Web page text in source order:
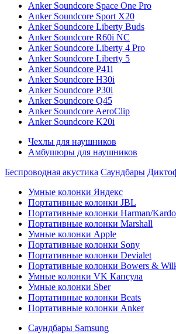
Anker Soundcore Space One Pro
Anker Soundcore Sport X20
Anker Soundcore Liberty Buds
Anker Soundcore R60i NC
Anker Soundcore Liberty 4 Pro
Anker Soundcore Liberty 5
Anker Soundcore P41i
Anker Soundcore H30i
Anker Soundcore P30i
Anker Soundcore Q45
Anker Soundcore AeroClip
Anker Soundcore K20i
Чехлы для наушников
Амбушюры для наушников
Беспроводная акустика Саундбары
Умные колонки Яндекс
Портативные колонки JBL
Портативные колонки Harman/
Портативные колонки Marshall
Умные колонки Apple
Портативные колонки Sony
Портативные колонки Devialet
Портативные колонки Bowers &
Умные колонки VK Капсула
Умные колонки Sber
Портативные колонки Beats
Портативные колонки Anker
Саундбары Samsung